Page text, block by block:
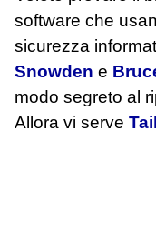
software che
sicurezza
Snowden e
modo segreto al
Allora vi serve